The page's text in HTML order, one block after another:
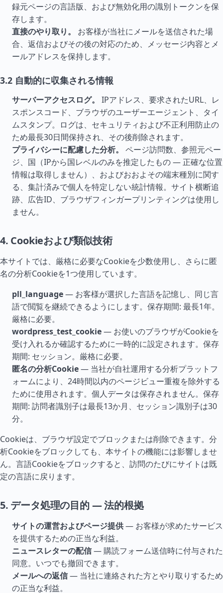
録元ページの言語版、および無効化用の識別トークンを保
存します。
直接のやり取り。
お客様が当社にメールを送信された場
合、返信およびその後の対応のため、メッセージ内容とメ
ールアドレスを保持します。
3.2 自動的に収集される情報
サーバーアクセスログ。
IPアドレス、要求されたURL、レ
スポンスコード、ブラウザのユーザーエージェント、タイ
ムスタンプ。ログは、セキュリティおよび不正利用防止の
ため最長30日間保持され、その後削除されます。
プライバシーに配慮した分析。
ページ訪問数、参照元ペー
ジ、国（IPから国レベルのみを推定したもの — 正確な位置
情報は取得しません）、およびおおよその端末種別に関す
る、集計済みで個人を特定しない統計情報。サイト横断追
跡、広告ID、ブラウザフィンガープリンティングは使用し
ません。
4. Cookieおよび類似技術
本サイトでは、厳格に必要なCookieを少数使用し、さらに匿
名の分析Cookieを1つ使用しています。
pll_language— お客様が選択した言語を記憶し、同じ言
語で閲覧を継続できるようにします。保存期間: 最長1年。
厳格に必要。
wordpress_test_cookie— お使いのブラウザがCookieを
受け入れるか確認するために一時的に設定されます。保存
期間: セッション。厳格に必要。
匿名の分析Cookie— 当社が自社運用する分析プラットフ
ォームにより、24時間以内のページビュー重複を除外する
ために使用されます。個人データは保存されません。保存
期間: 訪問者識別子は最長13か月、セッション識別子は30
分。
Cookieは、ブラウザ設定でブロックまたは削除できます。分
析Cookieをブロックしても、本サイトの機能には影響しませ
ん。言語Cookieをブロックすると、訪問のたびにサイトは既
定の言語に戻ります。
5. データ処理の目的 — 法的根拠
サイトの運営およびページ提供— お客様が求めたサービス
を提供するための正当な利益。
ニュースレターの配信— 購読フォーム送信時に付与された
同意。いつでも撤回できます。
メールへの返信— 当社に連絡された方とやり取りするため
の正当な利益。